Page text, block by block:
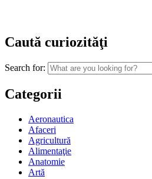
Caută curiozităţi
Search for:
Categorii
Aeronautica
Afaceri
Agricultură
Alimentaţie
Anatomie
Artă